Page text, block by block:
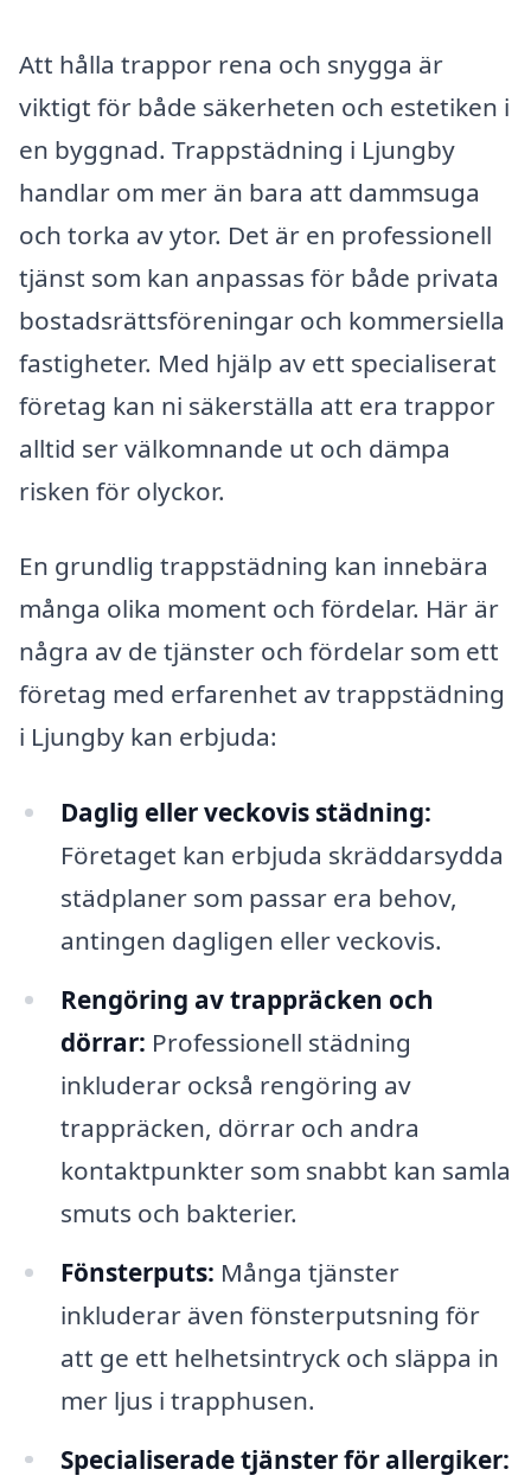
Att hålla trappor rena och snygga är
viktigt för både säkerheten och estetiken i
en byggnad. Trappstädning i Ljungby
handlar om mer än bara att dammsuga
och torka av ytor. Det är en professionell
tjänst som kan anpassas för både privata
bostadsrättsföreningar och kommersiella
fastigheter. Med hjälp av ett specialiserat
företag kan ni säkerställa att era trappor
alltid ser välkomnande ut och dämpa
risken för olyckor.
En grundlig trappstädning kan innebära
många olika moment och fördelar. Här är
några av de tjänster och fördelar som ett
företag med erfarenhet av trappstädning
i Ljungby kan erbjuda:
Daglig eller veckovis städning:
Företaget kan erbjuda skräddarsydda
städplaner som passar era behov,
antingen dagligen eller veckovis.
Rengöring av trappräcken och
dörrar: Professionell städning
inkluderar också rengöring av
trappräcken, dörrar och andra
kontaktpunkter som snabbt kan samla
smuts och bakterier.
Fönsterputs: Många tjänster
inkluderar även fönsterputsning för
att ge ett helhetsintryck och släppa in
mer ljus i trapphusen.
Specialiserade tjänster för allergiker: